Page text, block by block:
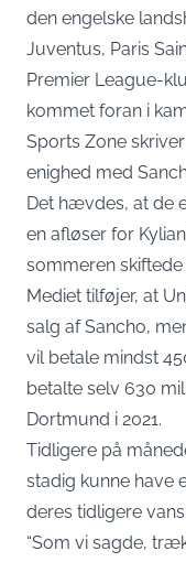
den engelske
Juventus, Paris
Premier League-
kommet foran i
Sports Zone
enighed med
Det hævdes, at de
en afløser for
sommeren skiftede
Mediet tilføjer, at
salg af Sancho,
vil betale mindst
betalte selv 630
Dortmund i 2021.
Tidligere på
stadig kunne have
deres tidligere
“Som vi sagde,